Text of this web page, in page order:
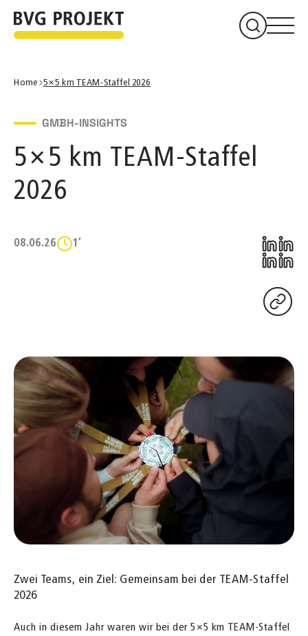
Home 5×5 km TEAM-Staffel 2026
GMBH-INSIGHTS
5×5 km TEAM-Staffel
2026
08.06.26 1’
Zwei Teams, ein Ziel: Gemeinsam bei der TEAM-Staffel
2026
Auch in diesem Jahr waren wir bei der 5×5 km TEAM-Staffel